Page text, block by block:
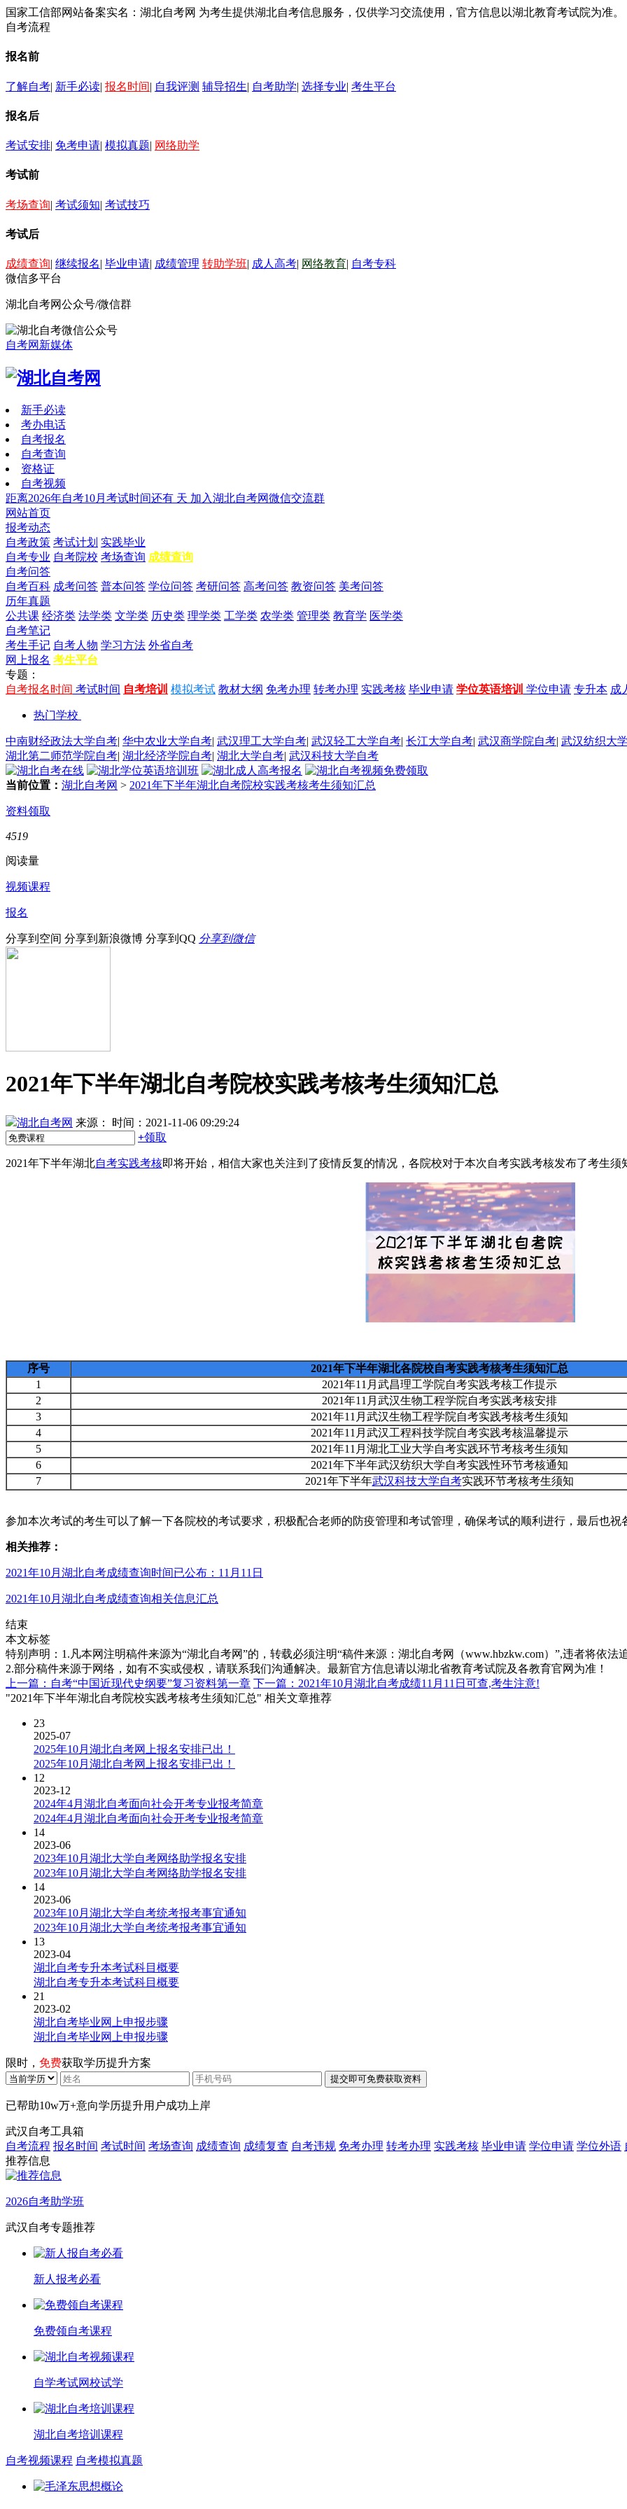
国家工信部网站备案实名：湖北自考网 为考生提供湖北自考信息服务，仅供学习交流使用，官方信息以湖北教育考试院为准。
自考流程
报名前
了解自考| 新手必读| 报名时间| 自我评测 辅导招生| 自考助学| 选择专业| 考生平台
报名后
考试安排| 免考申请| 模拟真题| 网络助学
考试前
考场查询| 考试须知| 考试技巧
考试后
成绩查询| 继续报名| 毕业申请| 成绩管理 转助学班| 成人高考| 网络教育| 自考专科
微信多平台
湖北自考网公众号/微信群
自考网新媒体
新手必读
考办电话
自考报名
自考查询
资格证
自考视频
距离2026年自考10月考试时间还有 天 加入湖北自考网微信交流群
网站首页
报考动态
自考政策 考试计划 实践毕业
自考专业 自考院校 考场查询 成绩查询
自考问答
自考百科 成考问答 普本问答 学位问答 考研问答 高考问答 教资问答 美考问答
历年真题
公共课 经济类 法学类 文学类 历史类 理学类 工学类 农学类 管理类 教育学 医学类
自考笔记
考生手记 自考人物 学习方法 外省自考
网上报名 考生平台
专题：
自考报名时间 考试时间 自考培训 模拟考试 教材大纲 免考办理 转考办理 实践考核 毕业申请 学位英语培训 学位申请 专升本 成
热门学校
中南财经政法大学自考| 华中农业大学自考| 武汉理工大学自考| 武汉轻工大学自考| 长江大学自考| 武汉商学院自考| 武汉纺织大
湖北第二师范学院自考| 湖北经济学院自考| 湖北大学自考| 武汉科技大学自考
当前位置： 湖北自考网 > 2021年下半年湖北自考院校实践考核考生须知汇总
资料领取
4519
阅读量
视频课程
报名
分享到空间 分享到新浪微博 分享到QQ 分享到微信
2021年下半年湖北自考院校实践考核考生须知汇总
湖北自考网 来源：
时间：2021-11-06 09:29:24
+领取
2021年下半年湖北自考实践考核即将开始，相信大家也关注到了疫情反复的情况，各院校对于本次自考实践考核发布了考生须
序号 2021年下半年湖北各院校自考实践考核考生须知汇总
1
2021年11月武昌理工学院自考实践考核工作提示
2
2021年11月武汉生物工程学院自考实践考核安排
3
2021年11月武汉生物工程学院自考实践考核考生须知
4
2021年11月武汉工程科技学院自考实践考核温馨提示
5
2021年11月湖北工业大学自考实践环节考核考生须知
6
2021年下半年武汉纺织大学自考实践性环节考核通知
7
2021年下半年武汉科技大学自考实践环节考核考生须知
参加本次考试的考生可以了解一下各院校的考试要求，积极配合老师的防疫管理和考试管理，确保考试的顺利进行，最后也祝
相关推荐：
2021年10月湖北自考成绩查询时间已公布：11月11日
2021年10月湖北自考成绩查询相关信息汇总
结束
本文标签
特别声明：1.凡本网注明稿件来源为“湖北自考网”的，转载必须注明“稿件来源：湖北自考网（www.hbzkw.com）”,违者将依法
2.部分稿件来源于网络，如有不实或侵权，请联系我们沟通解决。最新官方信息请以湖北省教育考试院及各教育官网为准！
上一篇：自考“中国近现代史纲要”复习资料第一章 下一篇：2021年10月湖北自考成绩11月11日可查,考生注意!
"2021年下半年湖北自考院校实践考核考生须知汇总" 相关文章推荐
23
2025-07
2025年10月湖北自考网上报名安排已出！
2025年10月湖北自考网上报名安排已出！
12
2023-12
2024年4月湖北自考面向社会开考专业报考简章
2024年4月湖北自考面向社会开考专业报考简章
14
2023-06
2023年10月湖北大学自考网络助学报名安排
2023年10月湖北大学自考网络助学报名安排
14
2023-06
2023年10月湖北大学自考统考报考事宜通知
2023年10月湖北大学自考统考报考事宜通知
13
2023-04
湖北自考专升本考试科目概要
湖北自考专升本考试科目概要
21
2023-02
湖北自考毕业网上申报步骤
湖北自考毕业网上申报步骤
限时， 免费获取学历提升方案
已帮助10w万+意向学历提升用户成功上岸
武汉自考工具箱
自考流程 报名时间 考试时间 考场查询 成绩查询 成绩复查 自考违规 免考办理 转考办理 实践考核 毕业申请 学位申请 学位外语
推荐信息
2026自考助学班
武汉自考专题推荐
新人报考必看
免费领自考课程
自学考试网校试学
湖北自考培训课程
自考视频课程 自考模拟真题